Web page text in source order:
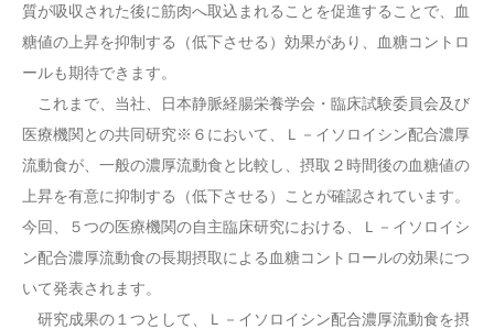
質が吸収された後に筋肉へ取込まれることを促進することで、血
糖値の上昇を抑制する（低下させる）効果があり、血糖コントロ
ールも期待できます。
これまで、当社、日本静脈経腸栄養学会・臨床試験委員会及び
医療機関との共同研究※６において、Ｌ－イソロイシン配合濃厚
流動食が、一般の濃厚流動食と比較し、摂取２時間後の血糖値の
上昇を有意に抑制する（低下させる）ことが確認されています。
今回、５つの医療機関の自主臨床研究における、Ｌ－イソロイシ
ン配合濃厚流動食の長期摂取による血糖コントロールの効果につ
いて発表されます。
研究成果の１つとして、Ｌ－イソロイシン配合濃厚流動食を摂